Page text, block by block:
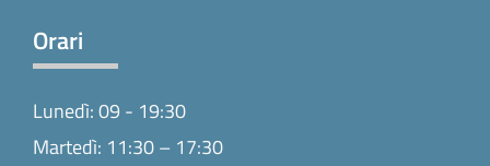
Orari
Lunedì: 09 - 19:30
Martedì: 11:30 – 17:30